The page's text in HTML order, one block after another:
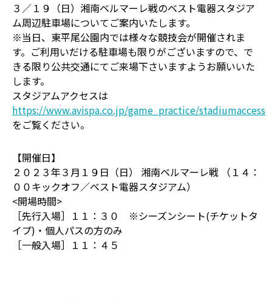
３／１９（日）湘南ベルマーレ戦のベスト電器スタジア
ム周辺駐車場についてご案内いたします。
※当日、東平尾公園内では様々な競技会が開催されま
す。ご利用いだける駐車場も限りがございますので、で
きる限り公共交通にてご来場下さいますようお願いいた
します。
スタジアムアクセスは
https://www.avispa.co.jp/game_practice/stadiumaccess
をご覧ください。
【開催日】
２０２３年３月１９日（日） 湘南ベルマーレ戦 （１４：
００キックオフ／ベスト電器スタジアム）
<開場時間>
［先行入場］１１：３０ ※シーズンシート(チケットタ
イプ)・個人パスの方のみ
［一般入場］１１：４５